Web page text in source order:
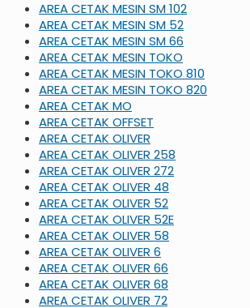
AREA CETAK MESIN SM 102
AREA CETAK MESIN SM 52
AREA CETAK MESIN SM 66
AREA CETAK MESIN TOKO
AREA CETAK MESIN TOKO 810
AREA CETAK MESIN TOKO 820
AREA CETAK MO
AREA CETAK OFFSET
AREA CETAK OLIVER
AREA CETAK OLIVER 258
AREA CETAK OLIVER 272
AREA CETAK OLIVER 48
AREA CETAK OLIVER 52
AREA CETAK OLIVER 52E
AREA CETAK OLIVER 58
AREA CETAK OLIVER 6
AREA CETAK OLIVER 66
AREA CETAK OLIVER 68
AREA CETAK OLIVER 72